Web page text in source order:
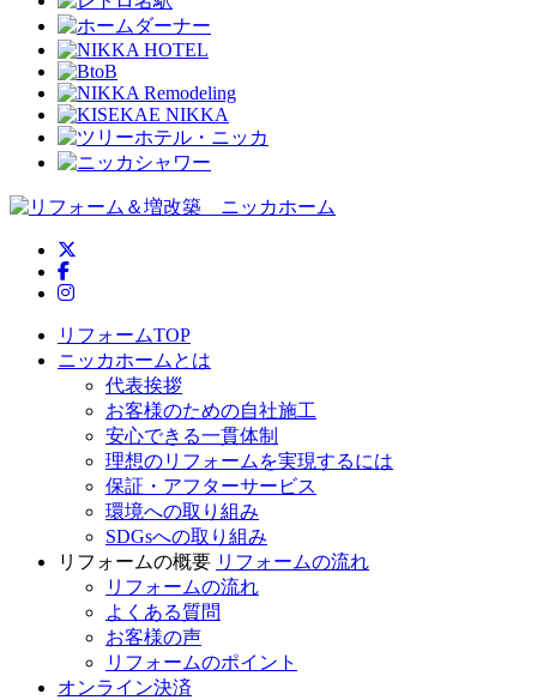
ニッカホーム公式Facebook
ニッカホーム公式Instagram
リフォームTOP
ニッカホームとは
代表挨拶
お客様のための自社施工
安心できる一貫体制
理想のリフォームを実現するには
保証・アフターサービス
環境への取り組み
SDGsへの取り組み
リフォームの概要 リフォームの流れ
リフォームの流れ
よくある質問
お客様の声
リフォームのポイント
オンライン決済